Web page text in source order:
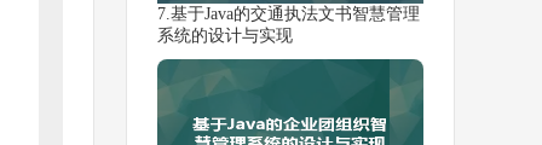
7.基于Java的交通执法文书智慧管理
系统的设计与实现